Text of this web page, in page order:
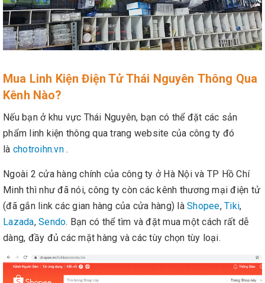
Mua Linh Kiện Điện Tử Thái Nguyên Thông Qua
Kênh Nào?
Nếu bạn ở khu vực Thái Nguyên, bạn có thể đặt các sản
phẩm linh kiện thông qua trang website của công ty đó
là chotroihn.vn.
Ngoài 2 cửa hàng chính của công ty ở Hà Nội và TP Hồ Chí
Minh thì như đã nói, công ty còn các kênh thương mại điện tử
(đã gắn link các gian hàng của cửa hàng) là Shopee, Tiki,
Lazada, Sendo. Bạn có thể tìm và đặt mua một cách rất dễ
dàng, đầy đủ các mặt hàng và các tùy chọn tùy loại.